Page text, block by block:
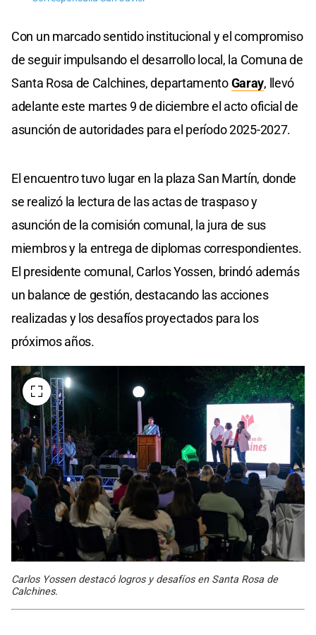
Con un marcado sentido institucional y el compromiso
de seguir impulsando el desarrollo local, la Comuna de
Santa Rosa de Calchines, departamentoGaray, llevó
adelante este martes 9 de diciembre el acto oficial de
asunción de autoridades para el período 2025-2027.
El encuentro tuvo lugar en la plaza San Martín, donde
se realizó la lectura de las actas de traspaso y
asunción de la comisión comunal, la jura de sus
miembros y la entrega de diplomas correspondientes.
El presidente comunal, Carlos Yossen, brindó además
un balance de gestión, destacando las acciones
realizadas y los desafíos proyectados para los
próximos años.
Carlos Yossen destacó logros y desafíos en Santa Rosa de
Calchines.